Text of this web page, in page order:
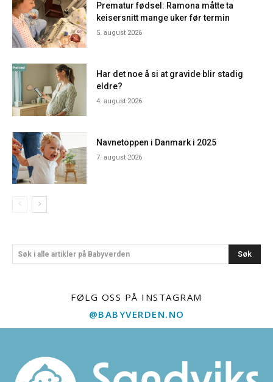
Prematur fødsel: Ramona måtte ta
keisersnitt mange uker før termin
5. august 2026
Har det noe å si at gravide blir stadig
eldre?
4. august 2026
Navnetoppen i Danmark i 2025
7. august 2026
Søk i alle artikler på Babyverden Søk
FØLG OSS PÅ INSTAGRAM
@BABYVERDEN.NO